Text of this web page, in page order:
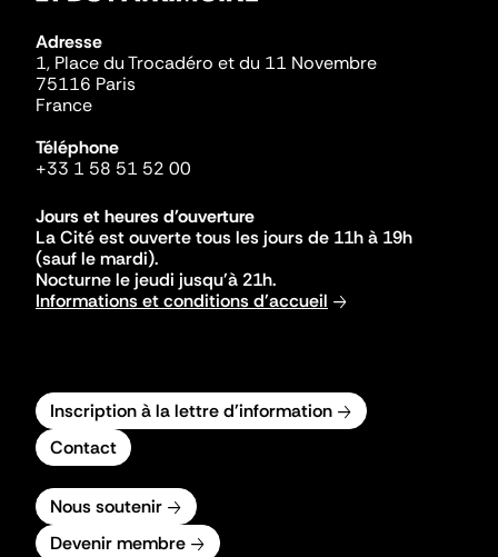
Adresse
1, Place du Trocadéro et du 11 Novembre
75116 Paris
France
Téléphone
+33 1 58 51 52 00
Jours et heures d'ouverture
La Cité est ouverte tous les jours de 11h à 19h
(sauf le mardi).
Nocturne le jeudi jusqu'à 21h.
Informations et conditions d'accueil
Inscription à la lettre d'information
Contact
Nous soutenir
Devenir membre